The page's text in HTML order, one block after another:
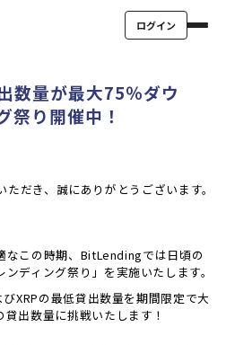
ログイン
数量が最大75％ダウ
祭り開催中！
だき、誠にありがとうございます。
なこの時期、BitLendingでは日頃の
ディング祭り」を実施いたします。
XRPの最低貸出数量を期間限定で大
出数量に挑戦いたします！